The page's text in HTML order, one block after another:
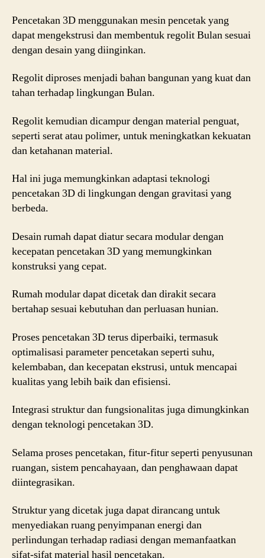
Pencetakan 3D menggunakan mesin pencetak yang
dapat mengekstrusi dan membentuk regolit Bulan sesuai
dengan desain yang diinginkan.
Regolit diproses menjadi bahan bangunan yang kuat dan
tahan terhadap lingkungan Bulan.
Regolit kemudian dicampur dengan material penguat,
seperti serat atau polimer, untuk meningkatkan kekuatan
dan ketahanan material.
Hal ini juga memungkinkan adaptasi teknologi
pencetakan 3D di lingkungan dengan gravitasi yang
berbeda.
Desain rumah dapat diatur secara modular dengan
kecepatan pencetakan 3D yang memungkinkan
konstruksi yang cepat.
Rumah modular dapat dicetak dan dirakit secara
bertahap sesuai kebutuhan dan perluasan hunian.
Proses pencetakan 3D terus diperbaiki, termasuk
optimalisasi parameter pencetakan seperti suhu,
kelembaban, dan kecepatan ekstrusi, untuk mencapai
kualitas yang lebih baik dan efisiensi.
Integrasi struktur dan fungsionalitas juga dimungkinkan
dengan teknologi pencetakan 3D.
Selama proses pencetakan, fitur-fitur seperti penyusunan
ruangan, sistem pencahayaan, dan penghawaan dapat
diintegrasikan.
Struktur yang dicetak juga dapat dirancang untuk
menyediakan ruang penyimpanan energi dan
perlindungan terhadap radiasi dengan memanfaatkan
sifat-sifat material hasil pencetakan.